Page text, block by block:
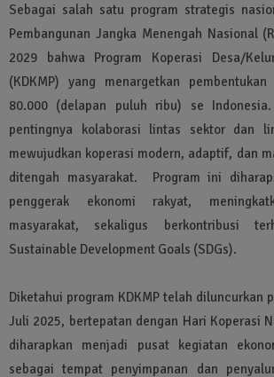
Sebagai salah satu program strategis
Pembangunan Jangka Menengah Nasional
2029 bahwa Program Koperasi Desa/
(KDKMP) yang menargetkan
80.000 (delapan puluh ribu) se
pentingnya kolaborasi lintas sektor dan
mewujudkan koperasi modern, adaptif, dan
ditengah masyarakat. Program ini
penggerak ekonomi rakyat,
masyarakat, sekaligus berkontribusi
Sustainable Development Goals (SDGs).
Diketahui program KDKMP telah diluncurkan
Juli 2025, bertepatan dengan Hari Koperasi
diharapkan menjadi pusat kegiatan
sebagai tempat penyimpanan dan